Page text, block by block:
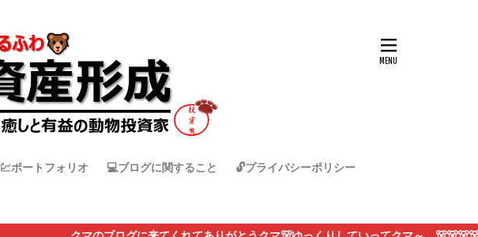
💹ポートフォリオ 💻ブログに関すること
🔓プライバシーポリシー